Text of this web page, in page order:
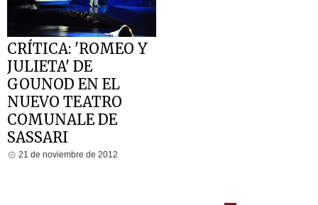
CRÍTICA: 'ROMEO Y
JULIETA' DE
GOUNOD EN EL
NUEVO TEATRO
COMUNALE DE
SASSARI
21 de noviembre de 2012